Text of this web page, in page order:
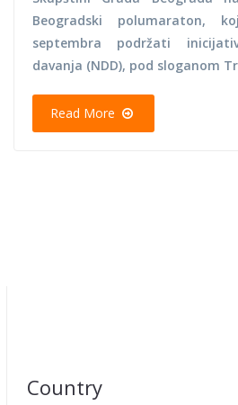
Beogradski polumaraton,
septembra podržati
davanja (NDD), pod sloganom
Read More
Country